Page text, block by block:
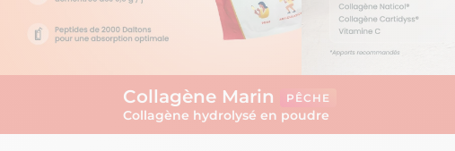
Collagène Marin PÊCHE
Collagène hydrolysé en poudre